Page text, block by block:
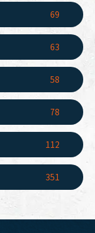
69
63
58
78
112
351